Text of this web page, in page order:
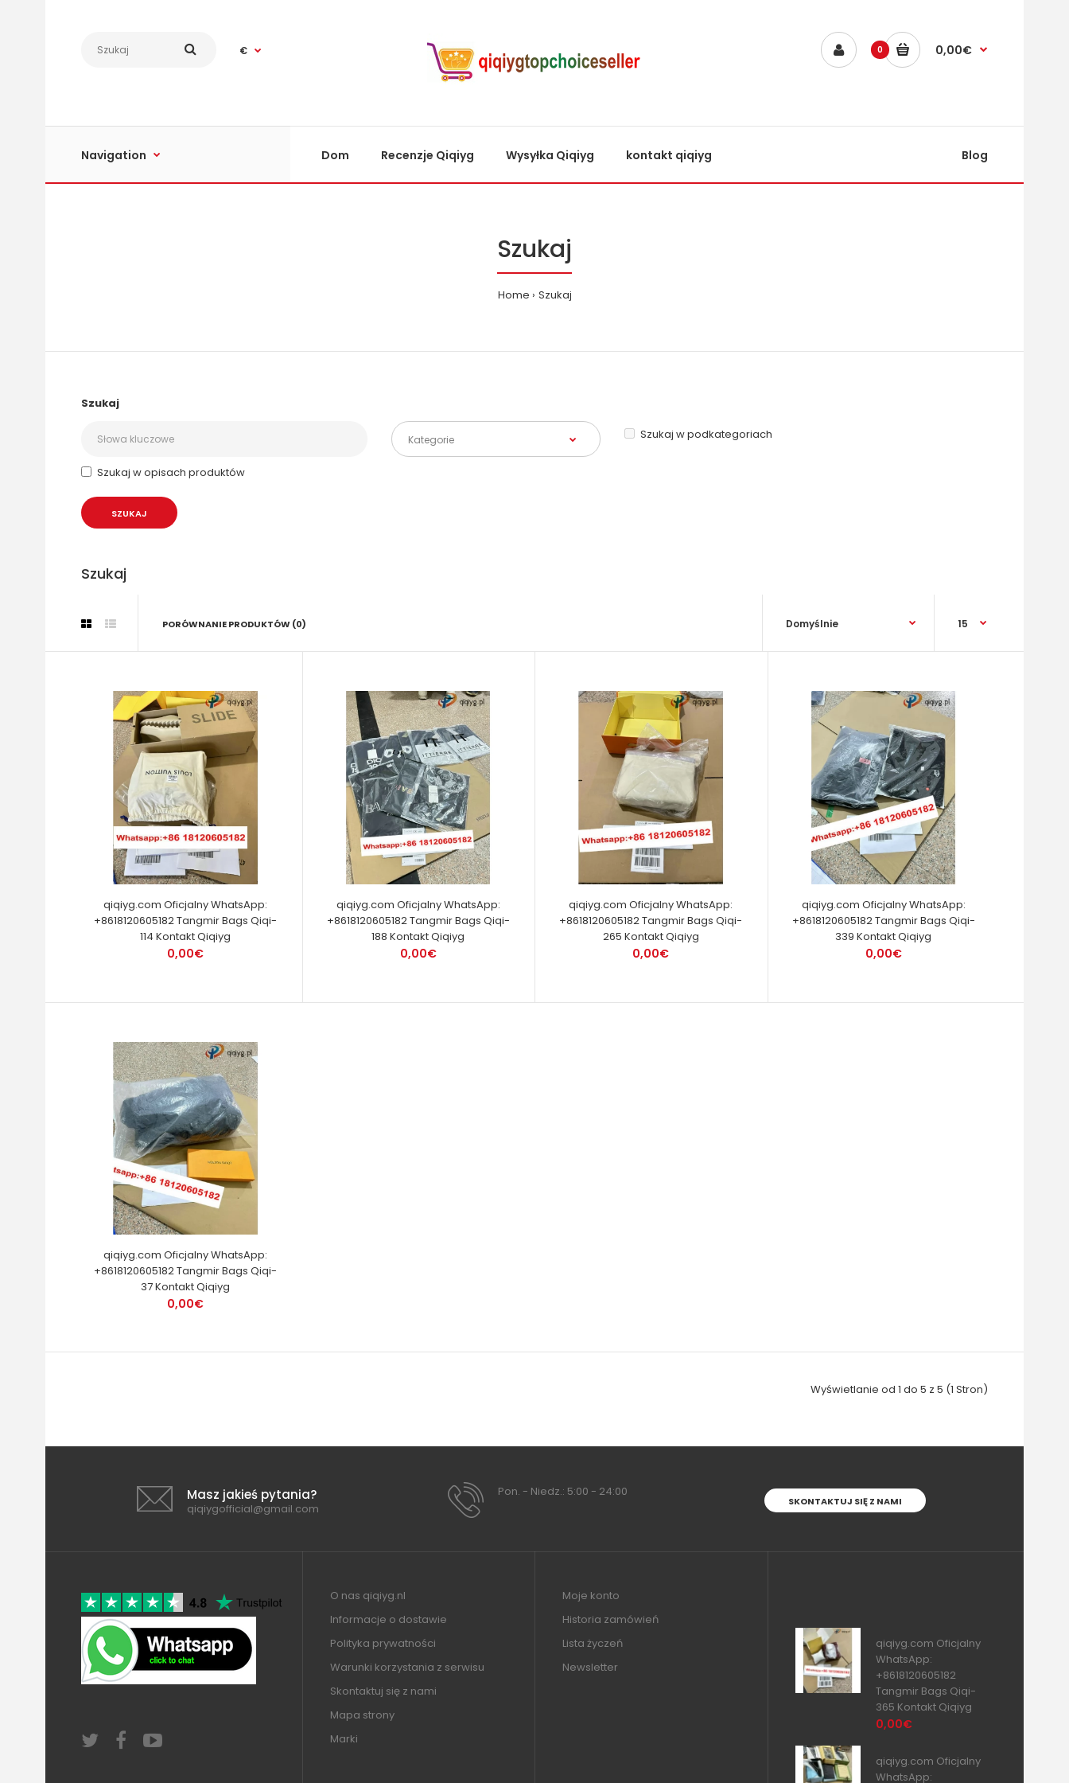
€ 0 0,00€
Navigation Dom Recenzje Qiqiyg Wysyłka Qiqiyg kontakt qiqiyg Blog
Szukaj
Home Szukaj
Szukaj
Szukaj w podkategoriach
Szukaj w opisach produktów
Szukaj
PORÓWNANIE PRODUKTÓW (0)
qiqiyg.com Oficjalny WhatsApp:
+8618120605182 Tangmir Bags Qiqi-
114 Kontakt Qiqiyg
0,00€
qiqiyg.com Oficjalny WhatsApp:
+8618120605182 Tangmir Bags Qiqi-
188 Kontakt Qiqiyg
0,00€
qiqiyg.com Oficjalny WhatsApp:
+8618120605182 Tangmir Bags Qiqi-
265 Kontakt Qiqiyg
0,00€
qiqiyg.com Oficjalny WhatsApp:
+8618120605182 Tangmir Bags Qiqi-
339 Kontakt Qiqiyg
0,00€
qiqiyg.com Oficjalny WhatsApp:
+8618120605182 Tangmir Bags Qiqi-
37 Kontakt Qiqiyg
0,00€
Wyświetlanie od 1 do 5 z 5 (1 Stron)
Masz jakieś pytania?
qiqiygofficial@gmail.com
Pon. - Niedz.: 5:00 - 24:00
SKONTAKTUJ SIĘ Z NAMI
O nas qiqiyg.nl
Informacje o dostawie
Polityka prywatności
Warunki korzystania z serwisu
Skontaktuj się z nami
Mapa strony
Marki
Moje konto
Historia zamówień
Lista życzeń
Newsletter
qiqiyg.com Oficjalny
WhatsApp:
+8618120605182
Tangmir Bags Qiqi-
365 Kontakt Qiqiyg
0,00€
qiqiyg.com Oficjalny
WhatsApp: